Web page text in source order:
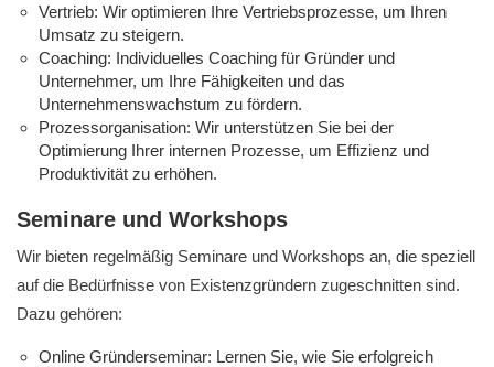
Vertrieb: Wir optimieren Ihre Vertriebsprozesse, um Ihren
Umsatz zu steigern.
Coaching: Individuelles Coaching für Gründer und
Unternehmer, um Ihre Fähigkeiten und das
Unternehmenswachstum zu fördern.
Prozessorganisation: Wir unterstützen Sie bei der
Optimierung Ihrer internen Prozesse, um Effizienz und
Produktivität zu erhöhen.
Seminare und Workshops
Wir bieten regelmäßig Seminare und Workshops an, die speziell
auf die Bedürfnisse von Existenzgründern zugeschnitten sind.
Dazu gehören:
Online Gründerseminar: Lernen Sie, wie Sie erfolgreich